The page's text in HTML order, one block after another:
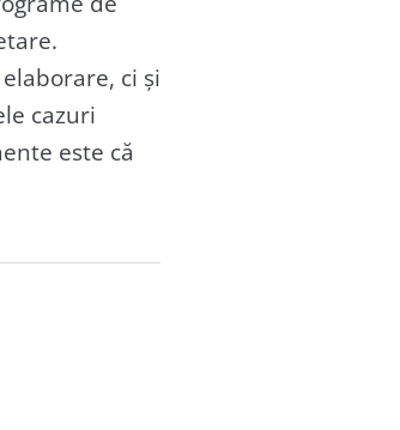
ci și
cazuri
este că